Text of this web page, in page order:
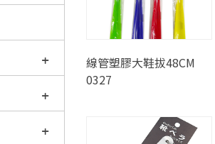
線管塑膠大鞋拔48CM
0327